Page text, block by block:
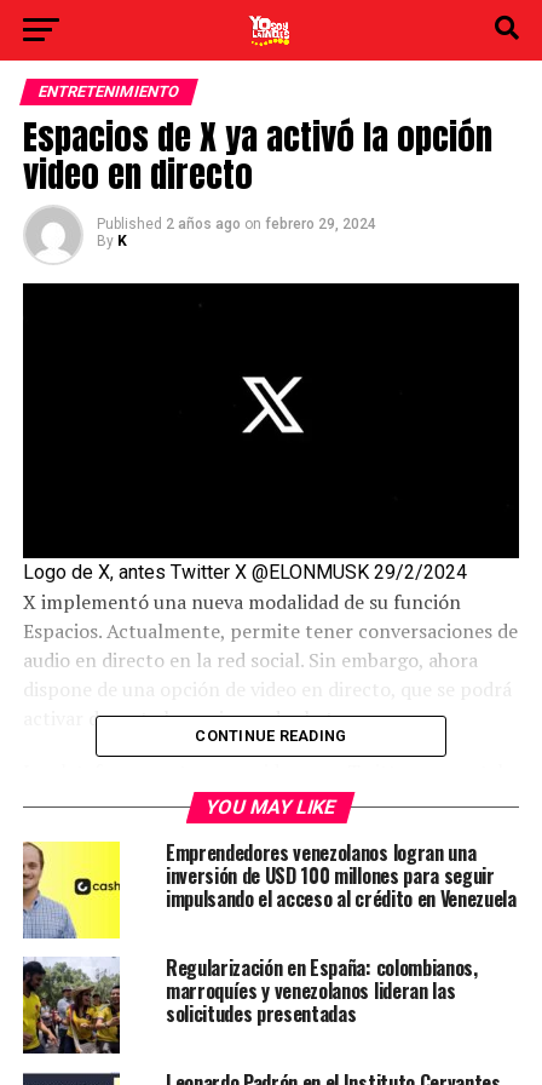
ENTRETENIMIENTO
Espacios de X ya activó la opción
video en directo
Published 2 años ago on febrero 29, 2024
By K
Logo de X, antes Twitter X @ELONMUSK 29/2/2024
X implementó una nueva modalidad de su función
Espacios. Actualmente, permite tener conversaciones de
audio en directo en la red social. Sin embargo, ahora
dispone de una opción de video en directo, que se podrá
activar durante las sesiones de chat.
con una aplicación de emisiones de video en directo en
el feed, llamada Periscope, que fue una de las pioneras
en el sector del video en directo con un formato
vertical.
Fue en 2021 cuando decidió cerrar este servicio, debido a
que su uso había disminuido en los últimos años. En
aquel entonces, aseguraron que el costo del soporte de
la aplicación seguiría aumentando con el tiempo, tal y
como comentó en un comunicado.
CONTINUE READING
YOU MAY LIKE
Emprendedores venezolanos logran una
inversión de USD 100 millones para seguir
impulsando el acceso al crédito en Venezuela
Regularización en España: colombianos,
marroquíes y venezolanos lideran las
solicitudes presentadas